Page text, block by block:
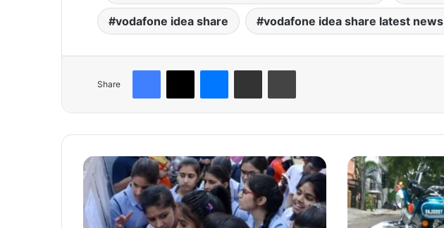
vodafone idea share vodafone idea share latest news
Share
Facebook
X Messenger
Share via Email Print
CGBSE
12वीं
का
रिजल्ट,
सीजीबीएसई
Yamaha
RD350
फिर
से
लॉन्च,